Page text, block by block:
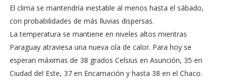
El clima se mantendría inestable al menos hasta el sábado,
con probabilidades de más lluvias dispersas.
La temperatura se mantiene en niveles altos mientras
Paraguay atraviesa una nueva ola de calor. Para hoy se
esperan máximas de 38 grados Celsius en Asunción, 35 en
Ciudad del Este, 37 en Encarnación y hasta 38 en el Chaco.